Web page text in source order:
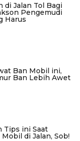
di Jalan Tol Bagi
Pengemudi
Harus
Ban Mobil ini,
Ban Lebih Awet
Tips ini Saat
di Jalan, Sob!